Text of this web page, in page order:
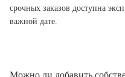
срочных заказов доступна
важной дате.
Можно ли добавить